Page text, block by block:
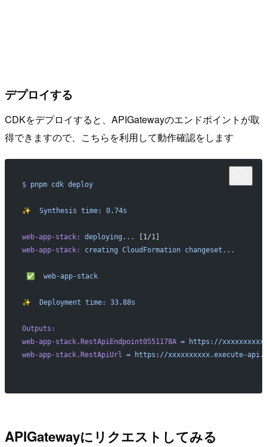
デプロイする
CDKをデプロイすると、APIGatewayのエンドポイントが取
得できますので、こちらを利用して動作確認をします
$ pnpm cdk deploy
✨
  Synthesis
time: 0.74s
web-app-stack: deploying...
[1/1]
web-app-stack:
creating CloudFormation changeset...
✅
  web-app-stack
✨
  Deployment
time: 33.88s
Outputs:
web-app-stack.RestApiEndpoint0551178A = https://
web-app-stack.RestApiUrl = https://xxxxxxxxxx.execute-
APIGatewayにリクエストしてみる